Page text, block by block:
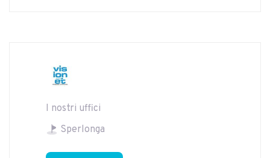
I nostri uffici
Sperlonga